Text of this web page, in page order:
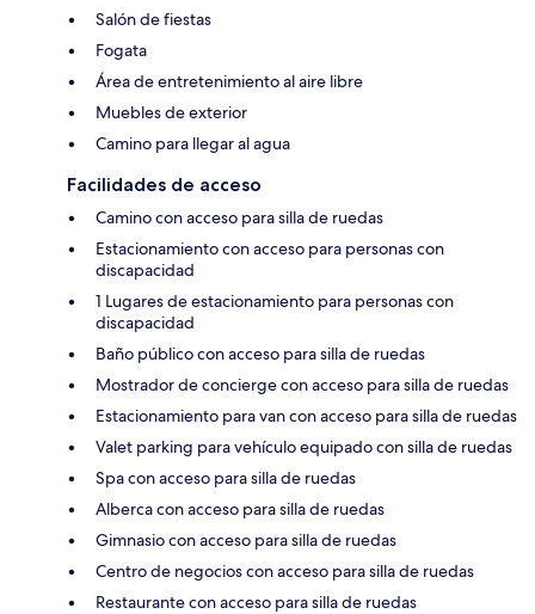
Salón de fiestas
Fogata
Área de entretenimiento al aire libre
Muebles de exterior
Camino para llegar al agua
Facilidades de acceso
Camino con acceso para silla de ruedas
Estacionamiento con acceso para personas con
discapacidad
1 Lugares de estacionamiento para personas con
discapacidad
Baño público con acceso para silla de ruedas
Mostrador de concierge con acceso para silla de ruedas
Estacionamiento para van con acceso para silla de ruedas
Valet parking para vehículo equipado con silla de ruedas
Spa con acceso para silla de ruedas
Alberca con acceso para silla de ruedas
Gimnasio con acceso para silla de ruedas
Centro de negocios con acceso para silla de ruedas
Restaurante con acceso para silla de ruedas